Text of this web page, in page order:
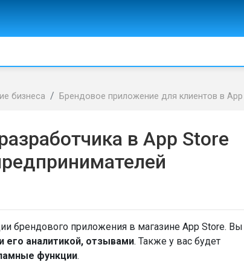
бизнеса Брендовое приложение для клиентов в
в App Store
брендового приложения в магазине App Store. Вы
его аналитикой, отзывами. Также у вас будет
функции.